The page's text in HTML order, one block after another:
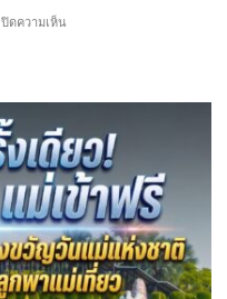
ปิดความเห็น
พา
ว
เวอร์
”
ส่ง
เสริม
โรงเรียน